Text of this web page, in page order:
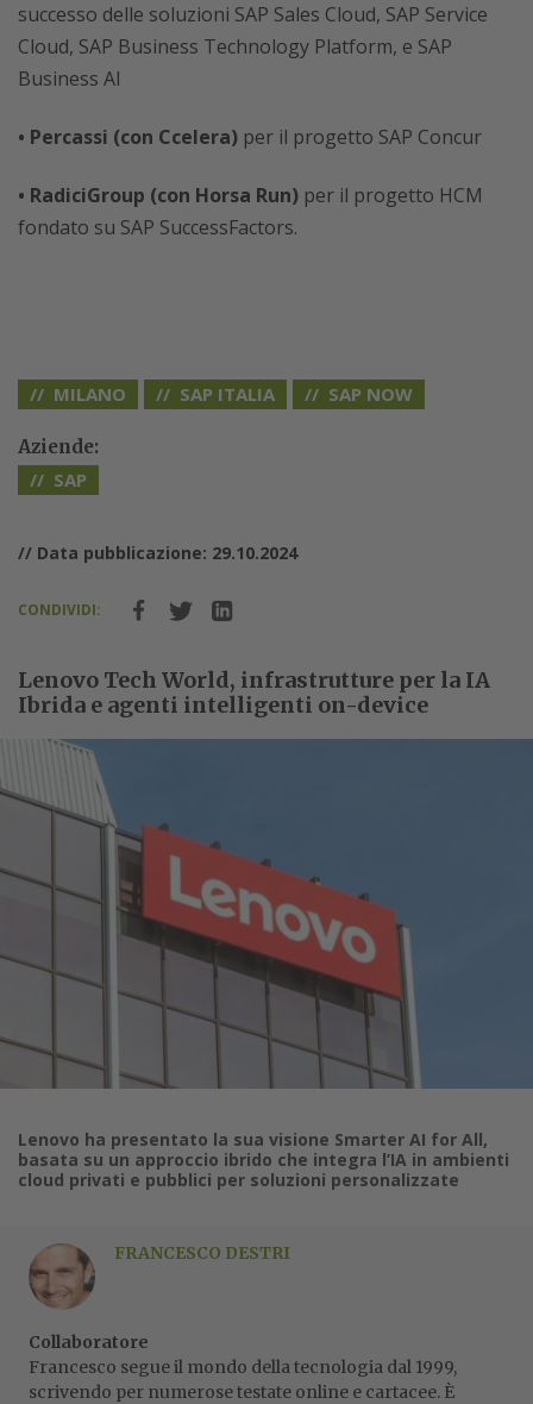
successo delle soluzioni SAP Sales Cloud, SAP Service
Cloud, SAP Business Technology Platform, e SAP
Business AI
• Percassi (con Ccelera) per il progetto SAP Concur
• RadiciGroup (con Horsa Run) per il progetto HCM
fondato su SAP SuccessFactors.
MILANO SAP ITALIA SAP NOW
Aziende:
SAP
// Data pubblicazione: 29.10.2024
CONDIVIDI:
Lenovo Tech World, infrastrutture per la IA
Ibrida e agenti intelligenti on-device
Lenovo ha presentato la sua visione Smarter AI for All,
basata su un approccio ibrido che integra l’IA in ambienti
cloud privati e pubblici per soluzioni personalizzate
FRANCESCO DESTRI
Collaboratore
Francesco segue il mondo della tecnologia dal 1999,
scrivendo per numerose testate online e cartacee. È